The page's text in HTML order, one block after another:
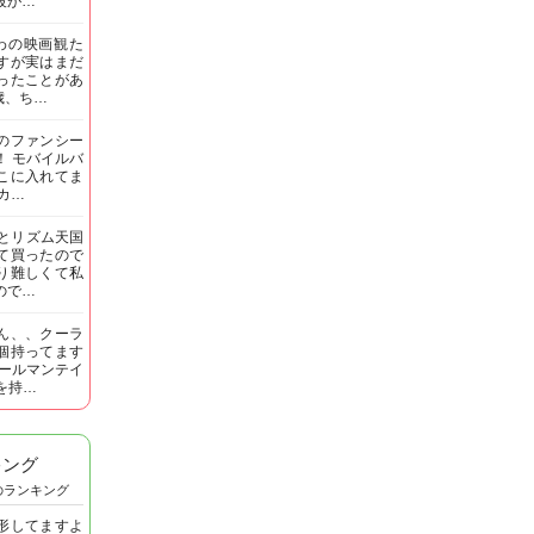
の映画観た
が実はまだ
たことがあ
、ち…
ファンシー
モバイルバ
に入れてま
…
リズム天国
買ったので
難しくて私
で…
、、クーラ
持ってます
ルマンテイ
持…
グ
ランキング
てますよ